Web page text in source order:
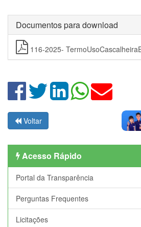
Documentos para download
116-2025-
Voltar
Acesso Rápido
Portal da Transparência
Perguntas Frequentes
Licitações